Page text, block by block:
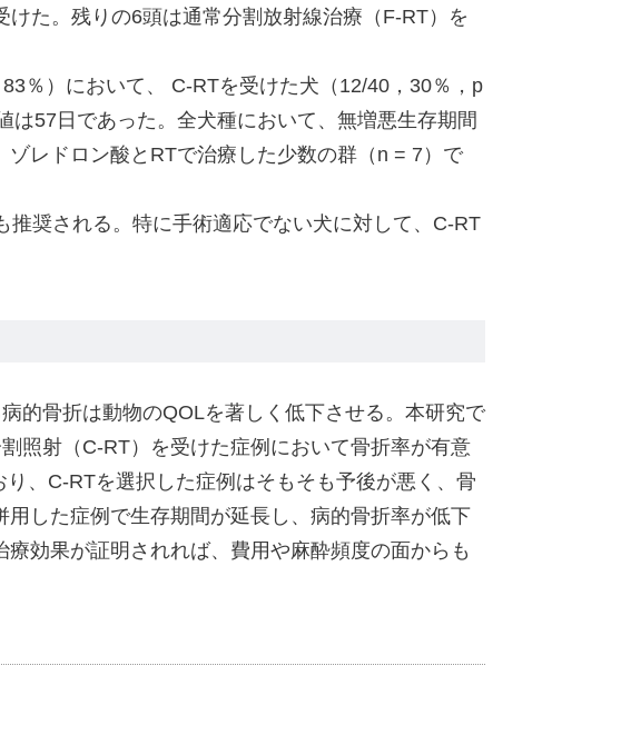
た。残りの6頭は通常分割放射線治療（F-RT）を
％）において、 C-RTを受けた犬（12/40，30％，p
57日であった。全犬種において、無増悪生存期間
ゾレドロン酸とRTで治療した少数の群（n = 7）で
奨される。特に手術適応でない犬に対して、C-RT
的骨折は動物のQOLを著しく低下させる。本研究で
照射（C-RT）を受けた症例において骨折率が有意
、C-RTを選択した症例はそもそも予後が悪く、骨
した症例で生存期間が延長し、病的骨折率が低下
効果が証明されれば、費用や麻酔頻度の面からも